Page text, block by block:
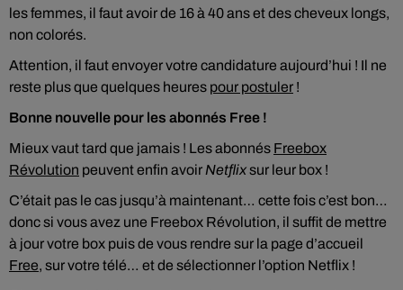
les femmes, il faut avoir de 16 à 40 ans et des cheveux longs,
non colorés.
Attention, il faut envoyer votre candidature aujourd’hui ! Il ne
reste plus que quelques heures pour postuler !
Bonne nouvelle pour les abonnés Free !
Mieux vaut tard que jamais ! Les abonnés Freebox
Révolution peuvent enfin avoir Netflixsur leur box !
C’était pas le cas jusqu’à maintenant… cette fois c’est bon…
donc si vous avez une Freebox Révolution, il suffit de mettre
à jour votre box puis de vous rendre sur la page d’accueil
Free, sur votre télé… et de sélectionner l’option Netflix !